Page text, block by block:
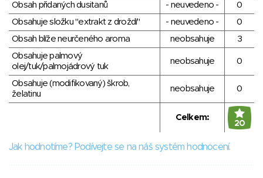
Obsah přidaných dusitanů
- neuvedeno -
0
Obsahuje složku "extrakt z droždí"
- neuvedeno -
0
Obsah blíže neurčeného aroma
neobsahuje
3
Obsahuje palmový
olej/tuk/palmojádrový tuk
neobsahuje 0
Obsahuje (modifikovaný) škrob,
želatinu
neobsahuje 0
Celkem:
20
Jak hodnotíme? Podívejte se na náš systém hodnocení.